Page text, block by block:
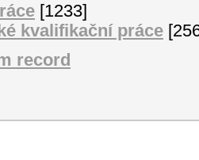
[1233]
kvalifikační práce
record